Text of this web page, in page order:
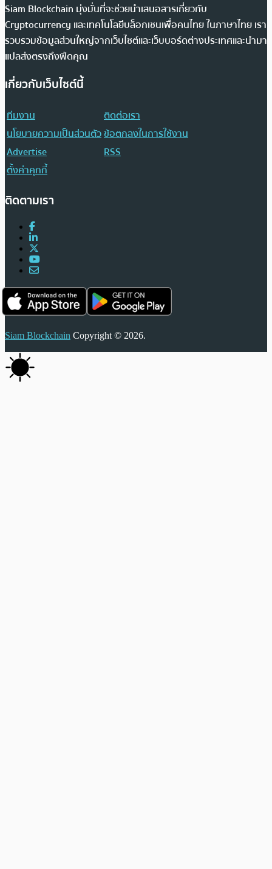
Siam Blockchain มุ่งมั่นที่จะช่วยนำเสนอสารเกี่ยวกับ
Cryptocurrency และเทคโนโลยีบล็อกเชนเพื่อคนไทย ในภาษาไทย เรา
รวบรวมข้อมูลส่วนใหญ่จากเว็บไซต์และเว็บบอร์ดต่างประเทศและนำมา
แปลส่งตรงถึงฟีดคุณ
เกี่ยวกับเว็บไซต์นี้
ทีมงาน
ติดต่อเรา
นโยบายความเป็นส่วนตัวข้อตกลงในการใช้งาน
Advertise
RSS
ตั้งค่าคุกกี้
ติดตามเรา
Siam Blockchain Copyright © 2026.